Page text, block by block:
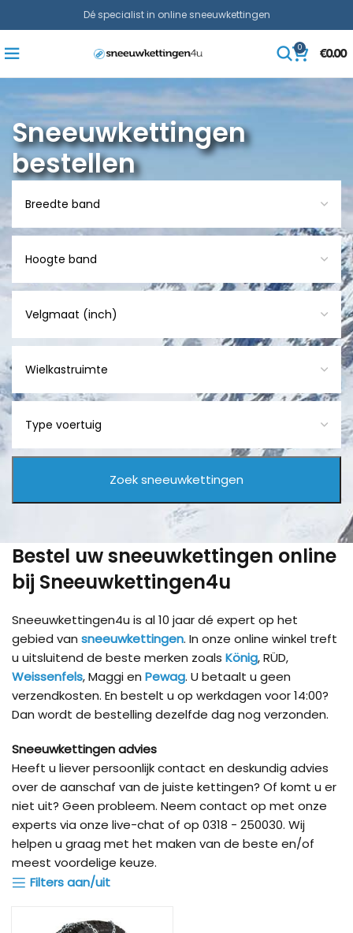
Dé specialist in online sneeuwkettingen
0
€0.00
Sneeuwkettingen
bestellen
Bestel uw sneeuwkettingen online
bij Sneeuwkettingen4u
Sneeuwkettingen4u is al 10 jaar dé expert op het
gebied van sneeuwkettingen. In onze online winkel treft
u uitsluitend de beste merken zoals König, RÜD,
Weissenfels, Maggi en Pewag. U betaalt u geen
verzendkosten. En bestelt u op werkdagen voor 14:00?
Dan wordt de bestelling dezelfde dag nog verzonden.
Sneeuwkettingen advies
Heeft u liever persoonlijk contact en deskundig advies
over de aanschaf van de juiste kettingen? Of komt u er
niet uit? Geen probleem. Neem contact op met onze
experts via onze live-chat of op 0318 - 250030. Wij
helpen u graag met het maken van de beste en/of
meest voordelige keuze.
Filters aan/uit